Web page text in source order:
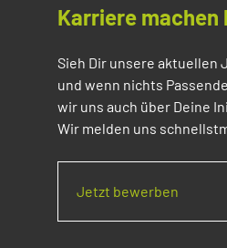
Karriere machen
Sieh Dir unsere aktuellen
und wenn nichts
wir uns auch über Deine
Wir melden uns
Jetzt bewerben